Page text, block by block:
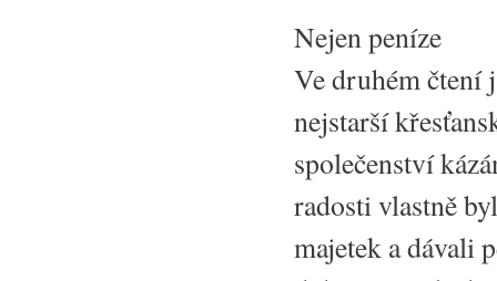
Nejen peníze
Ve druhém čtení
nejstarší
společenství
radosti vlastně
majetek a dávali